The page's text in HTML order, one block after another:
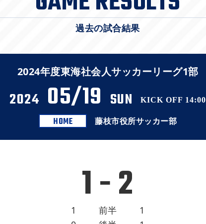
過去の試合結果
2024年度東海社会人サッカーリーグ1部
2024 05/19 SUN KICK OFF 14:00
HOME 藤枝市役所サッカー部
1 - 2
1 前半
1